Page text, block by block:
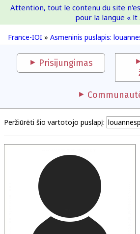
France-IOI » Asmeninis puslapis:
Attention, tout le contenu du site
pour la langue « lt
Prisijungimas
Peržiūrėti šio vartotojo puslapį: